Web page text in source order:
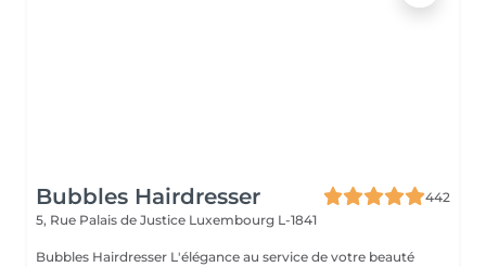
Bubbles Hairdresser
442
5, Rue Palais de Justice Luxembourg L-1841
Bubbles Hairdresser L'élégance au service de votre beauté